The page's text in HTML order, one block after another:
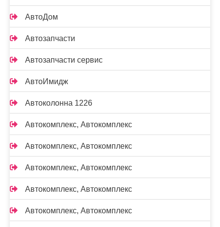
АвтоДом
Автозапчасти
Автозапчасти сервис
АвтоИмидж
Автоколонна 1226
Автокомплекс, Автокомплекс
Автокомплекс, Автокомплекс
Автокомплекс, Автокомплекс
Автокомплекс, Автокомплекс
Автокомплекс, Автокомплекс